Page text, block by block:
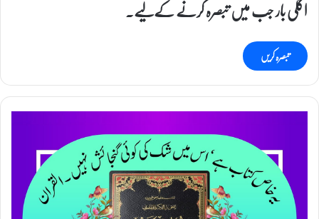
اگلی بار جب میں تبصرہ کرنے کےلیے۔